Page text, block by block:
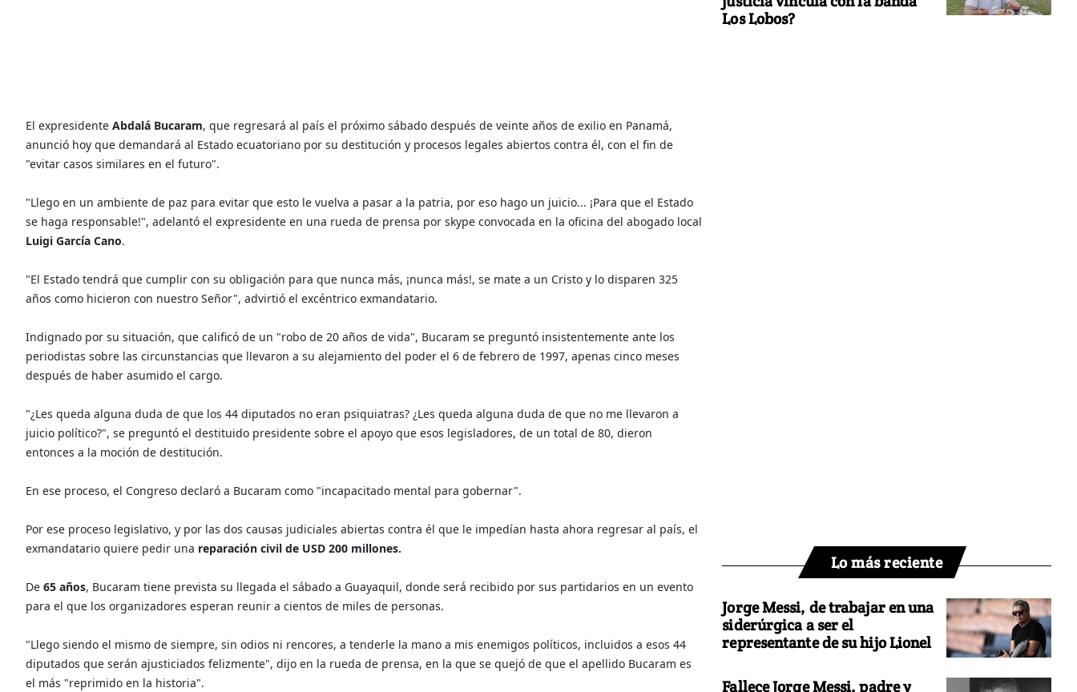
El expresidente Abdalá Bucaram, que regresará al país el próximo sábado después de veinte años de exilio en Panamá,
anunció hoy que demandará al Estado ecuatoriano por su destitución y procesos legales abiertos contra él, con el fin de
"evitar casos similares en el futuro".
"Llego en un ambiente de paz para evitar que esto le vuelva a pasar a la patria, por eso hago un juicio... ¡Para que el Estado
se haga responsable!", adelantó el expresidente en una rueda de prensa por skype convocada en la oficina del abogado local
Luigi García Cano.
"El Estado tendrá que cumplir con su obligación para que nunca más, ¡nunca más!, se mate a un Cristo y lo disparen 325
años como hicieron con nuestro Señor", advirtió el excéntrico exmandatario.
Indignado por su situación, que calificó de un "robo de 20 años de vida", Bucaram se preguntó insistentemente ante los
periodistas sobre las circunstancias que llevaron a su alejamiento del poder el 6 de febrero de 1997, apenas cinco meses
después de haber asumido el cargo.
"¿Les queda alguna duda de que los 44 diputados no eran psiquiatras? ¿Les queda alguna duda de que no me llevaron a
juicio político?", se preguntó el destituido presidente sobre el apoyo que esos legisladores, de un total de 80, dieron
entonces a la moción de destitución.
En ese proceso, el Congreso declaró a Bucaram como "incapacitado mental para gobernar".
Por ese proceso legislativo, y por las dos causas judiciales abiertas contra él que le impedían hasta ahora regresar al país, el
exmandatario quiere pedir una reparación civil de USD 200 millones.
De 65 años, Bucaram tiene prevista su llegada el sábado a Guayaquil, donde será recibido por sus partidarios en un evento
para el que los organizadores esperan reunir a cientos de miles de personas.
"Llego siendo el mismo de siempre, sin odios ni rencores, a tenderle la mano a mis enemigos políticos, incluidos a esos 44
diputados que serán ajusticiados felizmente", dijo en la rueda de prensa, en la que se quejó de que el apellido Bucaram es
el más "reprimido en la historia".
Los Lobos?
Lo más reciente
Jorge Messi, de trabajar en una
siderúrgica a ser el
representante de su hijo Lionel
Fallece Jorge Messi, padre y